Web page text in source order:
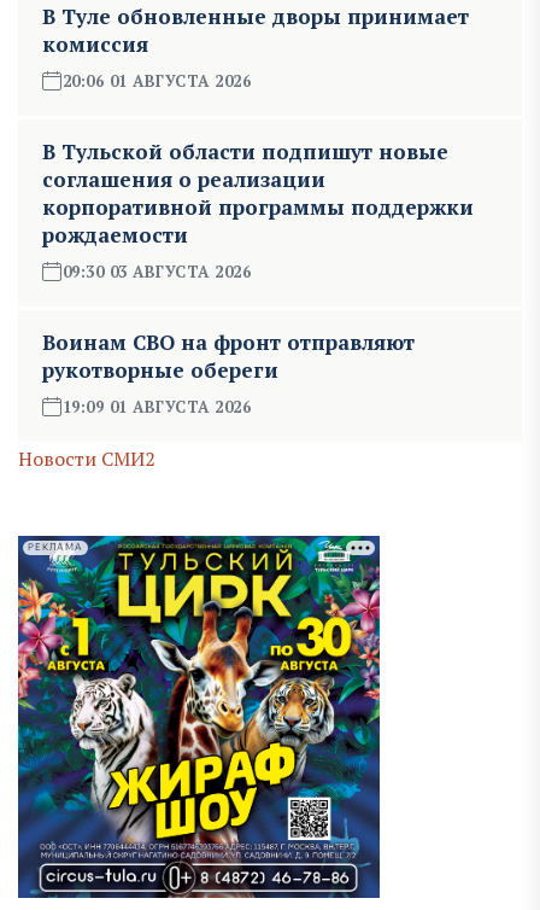
В Туле обновленные дворы принимает
комиссия
20:06 01 АВГУСТА 2026
В Тульской области подпишут новые
соглашения о реализации
корпоративной программы поддержки
рождаемости
09:30 03 АВГУСТА 2026
Воинам СВО на фронт отправляют
рукотворные обереги
19:09 01 АВГУСТА 2026
Новости СМИ2
РЕКЛАМА